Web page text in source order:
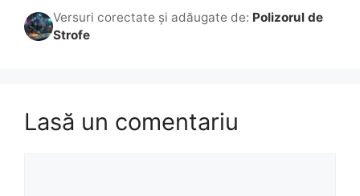
Versuri corectate și adăugate de: Polizorul de
Strofe
Lasă un comentariu